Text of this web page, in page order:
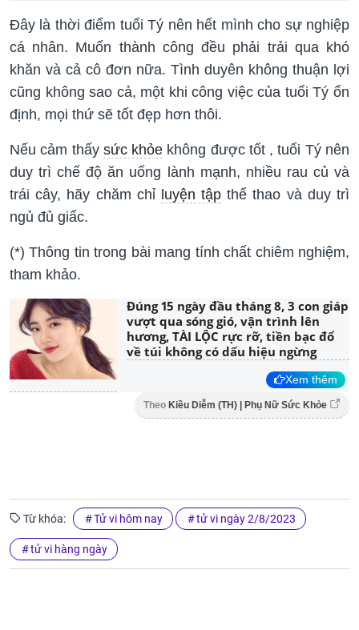
Đây là thời điểm tuổi Tý nên hết mình cho sự nghiệp
cá nhân. Muốn thành công đều phải trải qua khó
khăn và cả cô đơn nữa. Tình duyên không thuận lợi
cũng không sao cả, một khi công việc của tuổi Tý ổn
định, mọi thứ sẽ tốt đẹp hơn thôi.
Nếu cảm thấy sức khỏe không được tốt , tuổi Tý nên
duy trì chế độ ăn uống lành mạnh, nhiều rau củ và
trái cây, hãy chăm chỉ luyện tập thể thao và duy trì
ngủ đủ giấc.
(*) Thông tin trong bài mang tính chất chiêm nghiệm,
tham khảo.
Đúng 15 ngày đầu tháng 8, 3 con giáp
vượt qua sóng gió, vận trình lên
hương, TÀI LỘC rực rỡ, tiền bạc đổ
về túi không có dấu hiệu ngừng
Xem thêm
Theo Kiều Diễm (TH) | Phụ Nữ Sức Khỏe
Từ khóa: Tử vi hôm nay tử vi ngày 2/8/2023
tử vi hàng ngày